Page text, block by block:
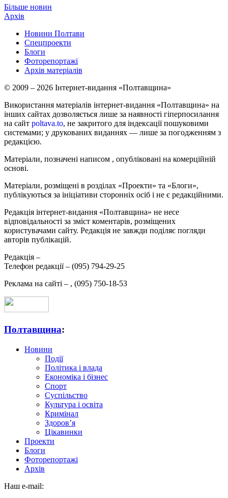
Більше новин
Архів
Новини Полтави
Спецпроекти
Блоги
Фоторепортажі
Архів матеріалів
© 2009 – 2026 Інтернет-видання «Полтавщина»
Використання матеріалів інтернет-видання «Полтавщина» на
інших сайтах дозволяється лише за наявності гіперпосилання
на сайт poltava.to, не закритого для індексації пошуковими
системами; у друкованих виданнях — лише за погодженням з
редакцією.
Матеріали, позначені написом , опубліковані на комерційній
основі.
Матеріали, розміщені в розділах «Проекти» та «Блоги»,
публікуються за ініціативи сторонніх осіб і не є редакційними.
Редакція інтернет-видання «Полтавщина» не несе
відповідальності за зміст коментарів, розміщених
користувачами сайту. Редакція не завжди поділяє погляди
авторів публікацій.
Редакція –
Телефон редакції – (095) 794-29-25
Реклама на сайті – , (095) 750-18-53
Полтавщина:
Новини
Події
Політика і влада
Економіка і бізнес
Спорт
Суспільство
Культура і освіта
Кримінал
Здоров’я
Цікавинки
Проекти
Блоги
Фоторепортажі
Архів
Наш e-mail: